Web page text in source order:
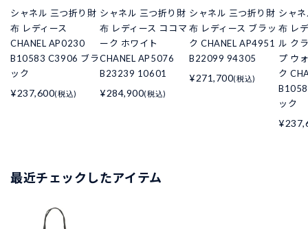
シャネル 三つ折り財
布 レディース
CHANEL AP0230
B10583 C3906 ブラ
ック
¥237,600(税込)
シャネル 三つ折り財
布 レディース ココマ
ーク ホワイト
CHANEL AP5076
B23239 10601
¥284,900(税込)
シャネル 三つ折り財
布 レディース ブラッ
ク CHANEL AP4951
B22099 94305
¥271,700(税込)
シャ
布 レ
ル ク
プ ウ
ク
ック
最近チェックしたアイテム